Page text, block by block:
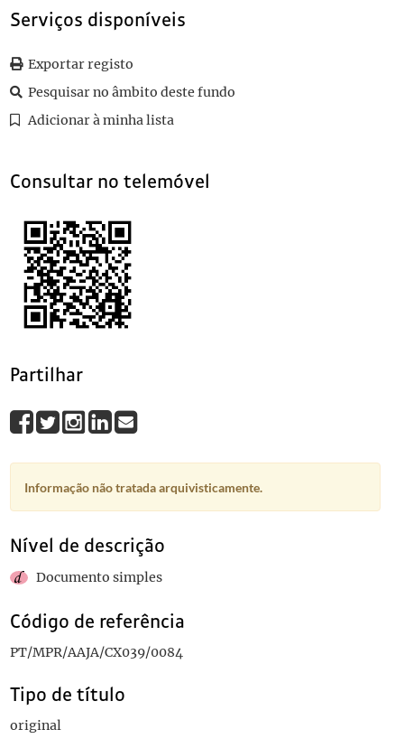
0087
Sem título 1922-10-24
Serviços disponíveis
Exportar registo
Pesquisar no âmbito deste fundo
Adicionar à minha lista
Consultar no telemóvel
Partilhar
Informação não tratada arquivisticamente.
Nível de descrição
Documento simples
Código de referência
PT/MPR/AAJA/CX039/0084
Tipo de título
original